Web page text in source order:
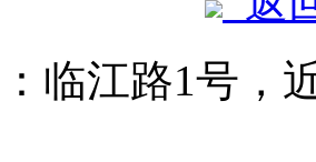
临江路1号，